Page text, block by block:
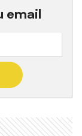
email